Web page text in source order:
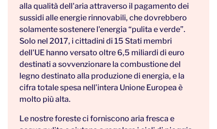
alla qualità dell'aria attraverso il pagamento dei
sussidi alle energie rinnovabili, che dovrebbero
solamente sostenere l'energia “pulita e verde”.
Solo nel 2017, i cittadini di 15 Stati membri
dell'UE hanno versato oltre 6,5 miliardi di euro
destinati a sovvenzionare la combustione del
legno destinato alla produzione di energia, e la
cifra totale spesa nell’intera Unione Europea è
molto più alta.
Le nostre foreste ci forniscono aria fresca e